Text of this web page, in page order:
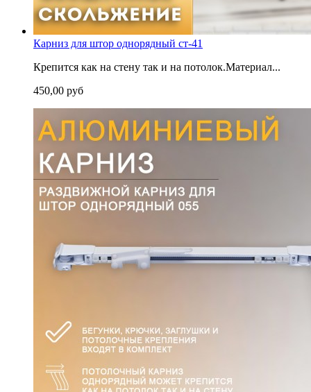
Карниз для штор однорядный ст-41
Крепится как на стену так и на потолок.Материал...
450,00 руб